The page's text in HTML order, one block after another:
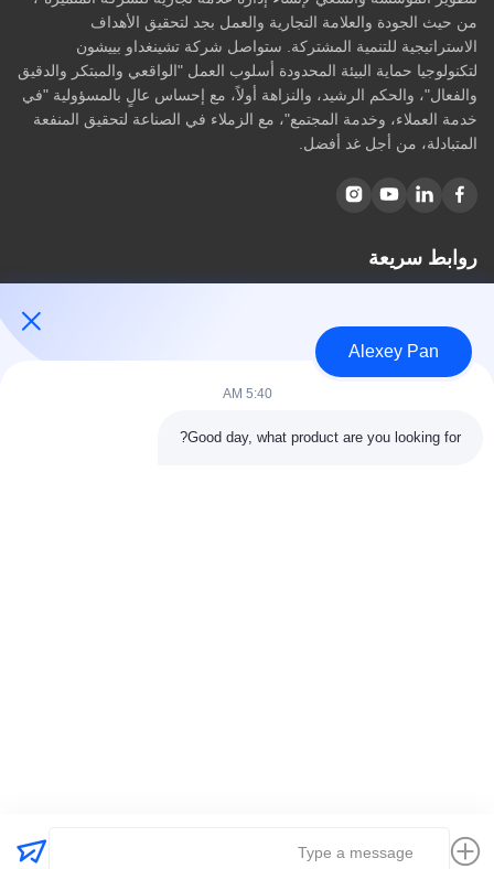
من حيث الجودة والعلامة التجارية والعمل بجد لتحقيق الأهداف
الاستراتيجية للتنمية المشتركة. ستواصل شركة تشينغداو بييشون
لتكنولوجيا حماية البيئة المحدودة أسلوب العمل "الواقعي والمبتكر والدقيق
والفعال"، والحكم الرشيد، والنزاهة أولاً، مع إحساس عالٍ بالمسؤولية "في
خدمة العملاء، وخدمة المجتمع"، مع الزملاء في الصناعة لتحقيق المنفعة
المتبادلة، من أجل غد أفضل.
روابط سريعة
معلومات عنا
المنتجات
اتصل بنا
فئات
Technology Co.,Ltd. . كل الحقوق محفوظة. |
Alexey Pan
5:40 AM
Good day, what product are you looking for?